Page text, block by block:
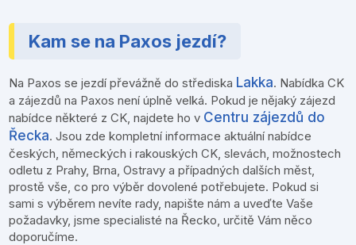
Kam se na Paxos jezdí?
Na Paxos se jezdí převážně do střediska Lakka. Nabídka CK
a zájezdů na Paxos není úplně velká. Pokud je nějaký zájezd
nabídce některé z CK, najdete ho v Centru zájezdů do
Řecka. Jsou zde kompletní informace aktuální nabídce
českých, německých i rakouských CK, slevách, možnostech
odletu z Prahy, Brna, Ostravy a případných dalších měst,
prostě vše, co pro výběr dovolené potřebujete. Pokud si
sami s výběrem nevíte rady, napište nám a uveďte Vaše
požadavky, jsme specialisté na Řecko, určitě Vám něco
doporučíme.